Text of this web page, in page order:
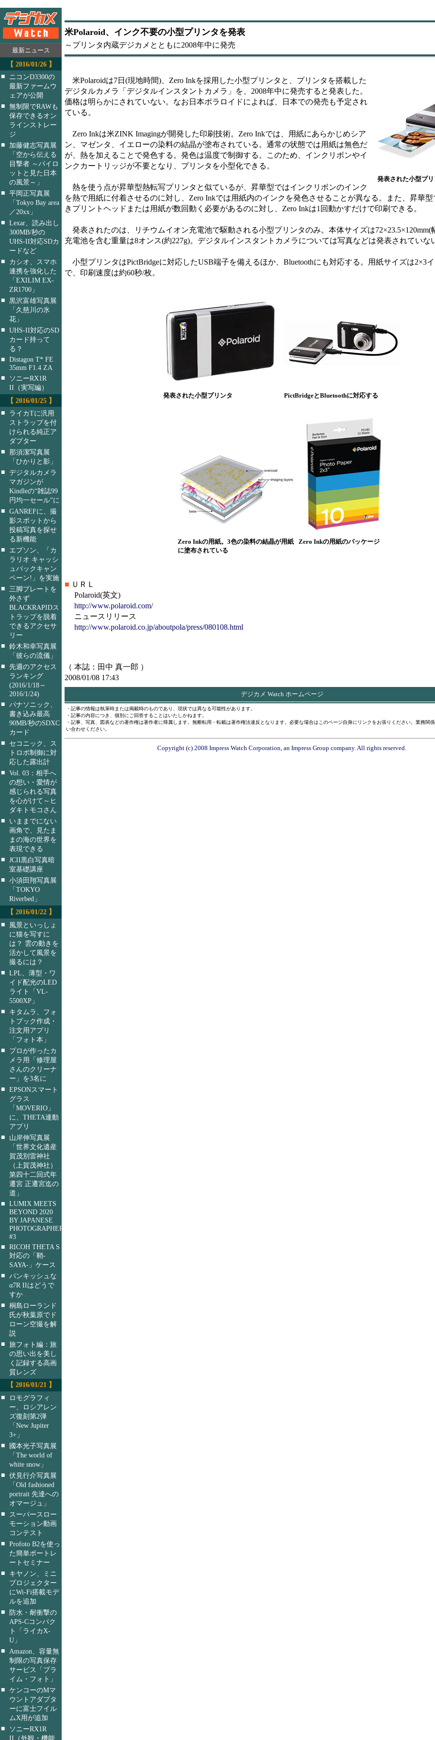
最新ニュース
【 2016/01/26 】
■
ニコンD3300の
最新ファームウ
ェアが公開
■ 無制限でRAWも
保存できるオン
ラインストレー
ジ
■
加藤健志写真展
「空から伝える
目撃者 ～パイロ
ットと見た日本
の風景～」
■ 平岡正写真展
「Tokyo Bay area
／20xx」
■ Lexar、読み出し
300MB/秒の
UHS-II対応SDカ
ードなど
■
カシオ、スマホ
連携を強化した
「EXILIM EX-
ZR1700」
■ 黒沢富雄写真展
「久慈川の氷
花」
■ UHS-II対応のSD
カード持って
る？
■ Distagon T* FE
35mm F1.4 ZA
■
ソニーRX1R
II（実写編）
【 2016/01/25 】
■
ライカTに汎用
ストラップを付
けられる純正ア
ダプター
■ 那須潔写真展
「ひかりと影」
■ デジタルカメラ
マガジンが
Kindleの“雑誌99
円均一セール”に
■ GANREFに、撮
影スポットから
投稿写真を探せ
る新機能
■
エプソン、「カ
ラリオ キャッシ
ュバックキャン
ペーン!」を実施
■ 三脚プレートを
外さず
BLACKRAPIDス
トラップを脱着
できるアクセサ
リー
■ 鈴木和幸写真展
「彼らの流儀」
■ 先週のアクセス
ランキング
(2016/1/18～
2016/1/24)
■ パナソニック、
書き込み最高
90MB/秒のSDXC
カード
■
セコニック、ス
トロボ制御に対
応した露出計
■ Vol. 03：相手へ
の想い・愛情が
感じられる写真
を心がけて～ヒ
ダキトモコさん
■
いままでにない
画角で、見たま
まの海の世界を
表現できる
■ JCII黒白写真暗
室基礎講座
■ 小須田翔写真展
「TOKYO
Riverbed」
【 2016/01/22 】
■
風景といっしょ
に猫を写すに
は？ 雲の動きを
活かして風景を
撮るには？
■ LPL、薄型・ワ
イド配光のLED
ライト「VL-
5500XP」
■
キタムラ、フォ
トブック作成・
注文用アプリ
「フォト本」
■
プロが作ったカ
メラ用「修理屋
さんのクリーナ
ー」を3名に
■ EPSONスマート
グラス
「MOVERIO」
に、THETA連動
アプリ
■
山岸伸写真展
「世界文化遺産
賀茂別雷神社
（上賀茂神社）
第四十二回式年
遷宮 正遷宮迄の
道」
■ LUMIX MEETS
BEYOND 2020
BY JAPANESE
PHOTOGRAPHERS
#3
■ RICOH THETA S
対応の「鞘-
SAYA-」ケース
■ パンキッシュな
α7R IIはどうで
すか
■ 桐島ローランド
氏が秋葉原でド
ローン空撮を解
説
■ 旅フォト編：旅
の思い出を美し
く記録する高画
質レンズ
【 2016/01/21 】
■
ロモグラフィ
ー、ロシアレン
ズ復刻第2弾
「New Jupiter
3+」
■
國本光子写真展
「The world of
white snow」
■ 伏見行介写真展
「Old fashioned
portrait 先達への
オマージュ」
■
スーパースロー
モーション動画
コンテスト
■ Profoto B2を使っ
た簡単ポートレ
ートセミナー
■
キヤノン、ミニ
プロジェクター
にWi-Fi搭載モデ
ルを追加
■
防水・耐衝撃の
APS-Cコンパク
ト「ライカX-
U」
■
Amazon、容量無
制限の写真保存
サービス「プラ
イム・フォト」
■ ケンコーのMマ
ウントアダプタ
ーに富士フイル
ムX用が追加
■
ソニーRX1R
II（外観・機能
米Polaroid、インク不要の小型プリンタを発表
～プリンタ内蔵デジカメとともに2008年中に発売
発表された小型プリ
米Polaroidは7日(現地時間)、Zero Inkを採用した小型プリンタと、プリンタを搭載した
デジタルカメラ「デジタルインスタントカメラ」を、2008年中に発売すると発表した。
価格は明らかにされていない。なお日本ポラロイドによれば、日本での発売も予定され
ている。
Zero Inkは米ZINK Imagingが開発した印刷技術。Zero Inkでは、用紙にあらかじめシア
ン、マゼンタ、イエローの染料の結晶が塗布されている。通常の状態では用紙は無色だ
が、熱を加えることで発色する。発色は温度で制御する。このため、インクリボンやイ
ンクカートリッジが不要となり、プリンタを小型化できる。
熱を使う点が昇華型熱転写プリンタと似ているが、昇華型ではインクリボンのインク
を熱で用紙に付着させるのに対し、Zero Inkでは用紙内のインクを発色させることが異なる。また、昇華
きプリントヘッドまたは用紙が数回動く必要があるのに対し、Zero Inkは1回動かすだけで印刷できる。
発表されたのは、リチウムイオン充電池で駆動される小型プリンタのみ。本体サイズは72×23.5×120mm(
充電池を含む重量は8オンス(約227g)。デジタルインスタントカメラについては写真などは発表されていな
小型プリンタはPictBridgeに対応したUSB端子を備えるほか、Bluetoothにも対応する。用紙サイズは2×3
で、印刷速度は約60秒/枚。
発表された小型プリンタ PictBridgeとBluetoothに対応する
Zero Inkの用紙。3色の染料の結晶が用紙
に塗布されている
Zero Inkの用紙のパッケージ
■ ＵＲＬ
Polaroid(英文)
http://www.polaroid.com/
ニュースリリース
http://www.polaroid.co.jp/aboutpola/press/080108.html
（ 本誌：田中 真一郎 ）
2008/01/08 17:43
デジカメ Watch ホームページ
・記事の情報は執筆時または掲載時のものであり、現状では異なる可能性があります。
・記事の内容につき、個別にご回答することはいたしかねます。
・記事、写真、図表などの著作権は著作者に帰属します。無断転用・転載は著作権法違反となります。必要な場合はこのページ自身にリンクをお張りください。業務関
い合わせください。
Copyright (c) 2008 Impress Watch Corporation, an Impress Group company. All rights reserved.